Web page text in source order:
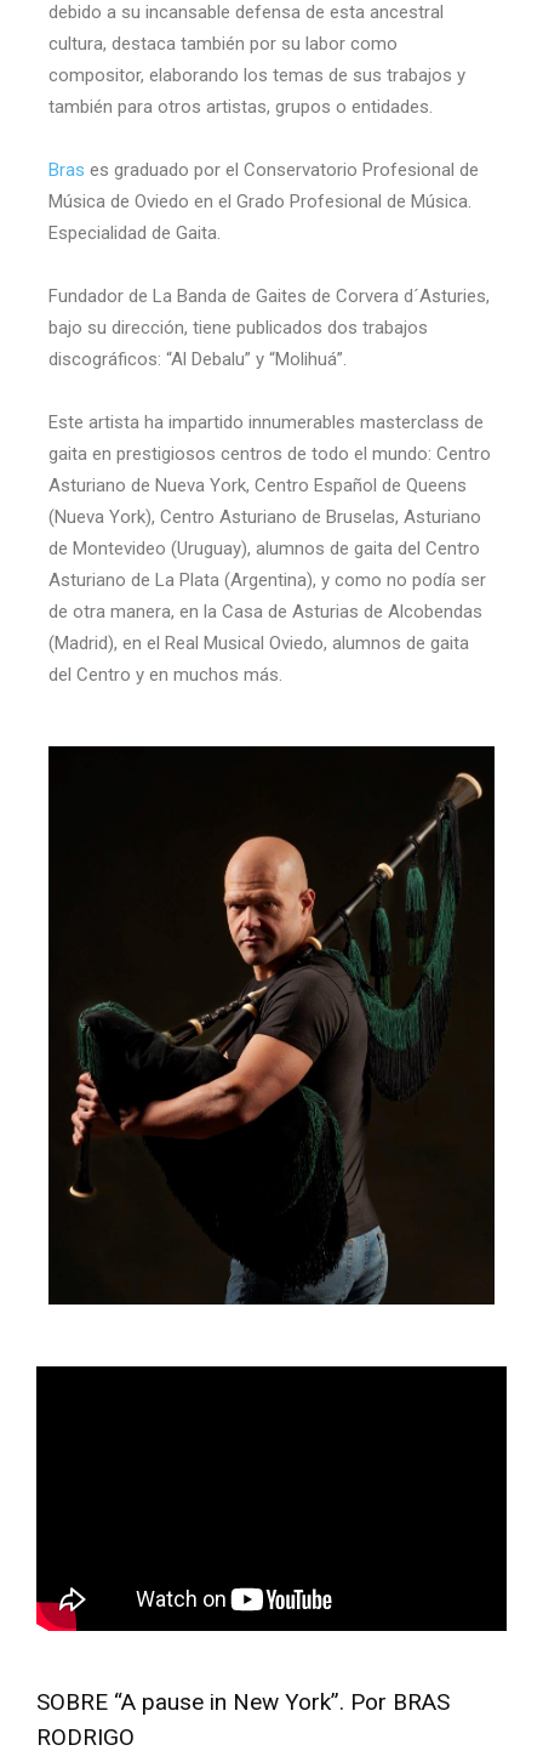
debido a su incansable defensa de esta ancestral
cultura, destaca también por su labor como
compositor, elaborando los temas de sus trabajos y
también para otros artistas, grupos o entidades.
Bras es graduado por el Conservatorio Profesional de
Música de Oviedo en el Grado Profesional de Música.
Especialidad de Gaita.
Fundador de La Banda de Gaites de Corvera d´Asturies,
bajo su dirección, tiene publicados dos trabajos
discográficos: “Al Debalu” y “Molihuá”.
Este artista ha impartido innumerables masterclass de
gaita en prestigiosos centros de todo el mundo: Centro
Asturiano de Nueva York, Centro Español de Queens
(Nueva York), Centro Asturiano de Bruselas, Asturiano
de Montevideo (Uruguay), alumnos de gaita del Centro
Asturiano de La Plata (Argentina), y como no podía ser
de otra manera, en la Casa de Asturias de Alcobendas
(Madrid), en el Real Musical Oviedo, alumnos de gaita
del Centro y en muchos más.
SOBRE “A pause in New York”. Por BRAS
RODRIGO